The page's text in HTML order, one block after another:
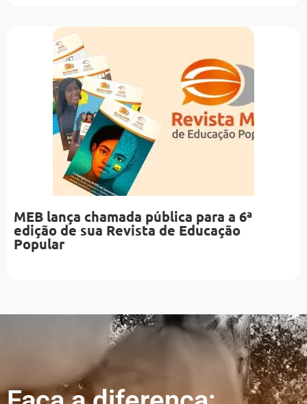
MEB lança chamada pública para a 6ª
edição de sua Revista de Educação
Popular